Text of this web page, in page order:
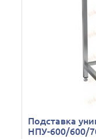
Подставка
НПУ-600/600/